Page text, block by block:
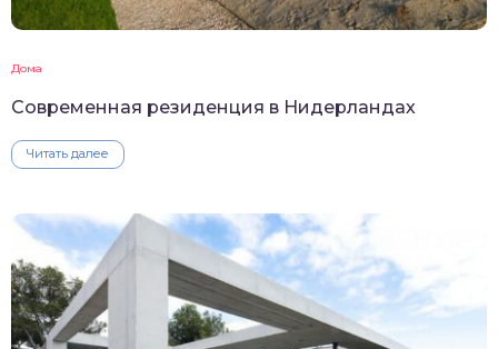
Дома
Современная резиденция в Нидерландах
Читать далее